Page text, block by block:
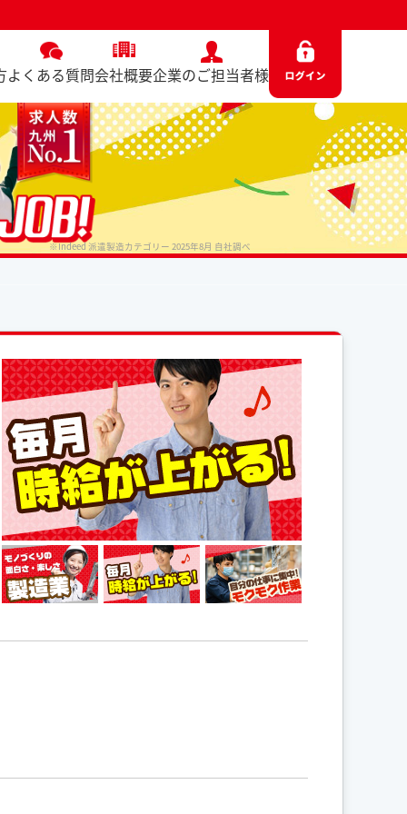
よくある質問会社概要企業のご担当者様
※Indeed 派遣製造カテゴリー 2025年8月 自社調べ
No. 7914 / 2025.06.13